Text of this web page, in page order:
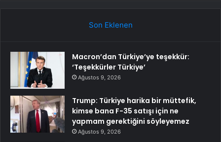
Son Eklenen
Macron’dan Türkiye’ye teşekkür:
‘Teşekkürler Türkiye’
Ağustos 9, 2026
Trump: Türkiye harika bir müttefik,
kimse bana F-35 satışı için ne
yapmam gerektiğini söyleyemez
Ağustos 9, 2026